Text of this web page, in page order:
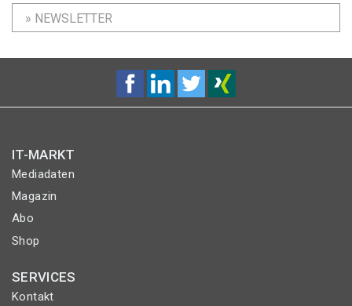
» NEWSLETTER
IT-MARKT
Mediadaten
Magazin
Abo
Shop
SERVICES
Kontakt